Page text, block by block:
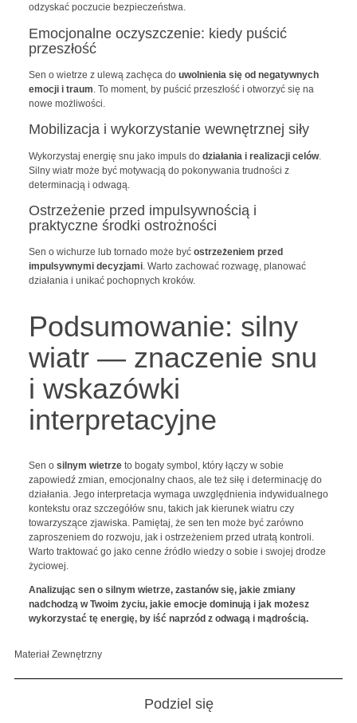
odzyskać poczucie bezpieczeństwa.
Emocjonalne oczyszczenie: kiedy puścić
przeszłość
Sen o wietrze z ulewą zachęca do uwolnienia się od negatywnych
emocji i traum. To moment, by puścić przeszłość i otworzyć się na
nowe możliwości.
Mobilizacja i wykorzystanie wewnętrznej siły
Wykorzystaj energię snu jako impuls do działania i realizacji celów.
Silny wiatr może być motywacją do pokonywania trudności z
determinacją i odwagą.
Ostrzeżenie przed impulsywnością i
praktyczne środki ostrożności
Sen o wichurze lub tornado może być ostrzeżeniem przed
impulsywnymi decyzjami. Warto zachować rozwagę, planować
działania i unikać pochopnych kroków.
Podsumowanie: silny
wiatr — znaczenie snu
i wskazówki
interpretacyjne
Sen o silnym wietrzeto bogaty symbol, który łączy w sobie
zapowiedź zmian, emocjonalny chaos, ale też siłę i determinację do
działania. Jego interpretacja wymaga uwzględnienia indywidualnego
kontekstu oraz szczegółów snu, takich jak kierunek wiatru czy
towarzyszące zjawiska. Pamiętaj, że sen ten może być zarówno
zaproszeniem do rozwoju, jak i ostrzeżeniem przed utratą kontroli.
Warto traktować go jako cenne źródło wiedzy o sobie i swojej drodze
życiowej.
Analizując sen o silnym wietrze, zastanów się, jakie zmiany
nadchodzą w Twoim życiu, jakie emocje dominują i jak możesz
wykorzystać tę energię, by iść naprzód z odwagą i mądrością.
Materiał Zewnętrzny
Podziel się